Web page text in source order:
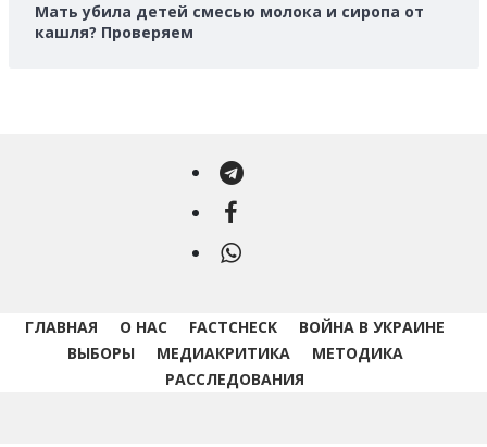
Мать убила детей смесью молока и сиропа от
кашля? Проверяем
Telegram
Facebook
WhatsApp
ГЛАВНАЯ О НАС FACTCHECK
ВОЙНА В УКРАИНЕ
ВЫБОРЫ
МЕДИАКРИТИКА
МЕТОДИКА
РАССЛЕДОВАНИЯ